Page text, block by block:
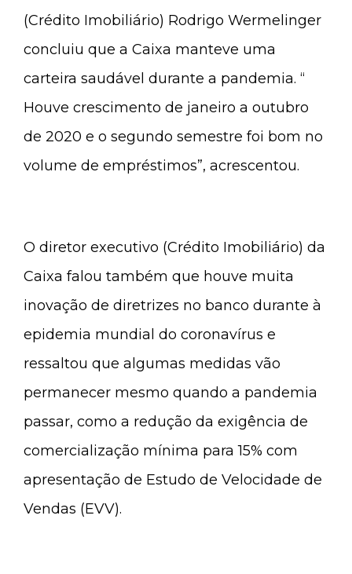
(Crédito Imobiliário) Rodrigo Wermelinger
concluiu que a Caixa manteve uma
carteira saudável durante a pandemia. “
Houve crescimento de janeiro a outubro
de 2020 e o segundo semestre foi bom no
volume de empréstimos”, acrescentou.
O diretor executivo (Crédito Imobiliário) da
Caixa falou também que houve muita
inovação de diretrizes no banco durante à
epidemia mundial do coronavírus e
ressaltou que algumas medidas vão
permanecer mesmo quando a pandemia
passar, como a redução da exigência de
comercialização mínima para 15% com
apresentação de Estudo de Velocidade de
Vendas (EVV).